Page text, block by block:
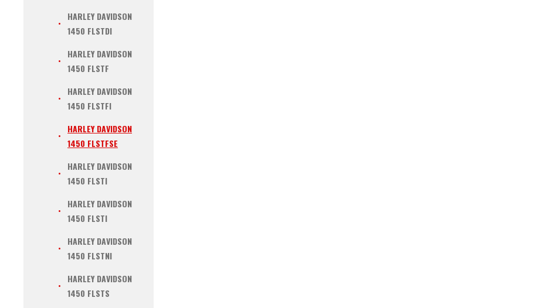
HARLEY DAVIDSON
1450 FLSTDI
HARLEY DAVIDSON
1450 FLSTF
HARLEY DAVIDSON
1450 FLSTFI
HARLEY DAVIDSON
1450 FLSTFSE
HARLEY DAVIDSON
1450 FLSTI
HARLEY DAVIDSON
1450 FLSTI
HARLEY DAVIDSON
1450 FLSTNI
HARLEY DAVIDSON
1450 FLSTS